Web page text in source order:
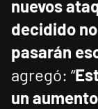
nuevos
decidido
pasarán
agregó: “
un